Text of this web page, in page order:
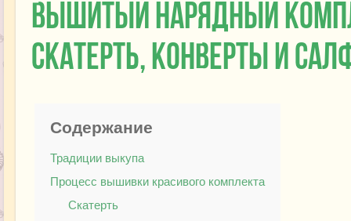
Вышитый нарядный
скатерть, конверты и
Содержание
Традиции выкупа
Процесс вышивки красивого комплекта
Скатерть